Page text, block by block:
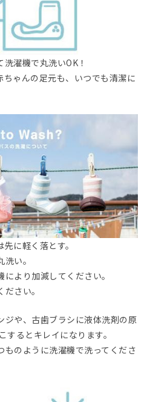
濯機で丸洗いOK！
ちゃんの足元も、いつでも清潔に
に軽く落とす。
い。
より加減してください。
さい。
ジや、古歯ブラシに液体洗剤の原
るとキレイになります。
ものように洗濯機で洗ってくださ